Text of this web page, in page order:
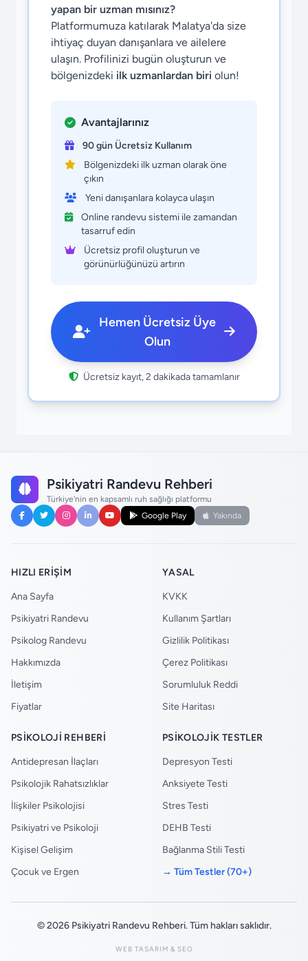
yapan bir uzman mısınız?
Platformumuza katılarak Malatya'da size
ihtiyaç duyan danışanlara ve ailelere
ulaşın. Profilinizi bugün oluşturun ve
bölgenizdeki ilk uzmanlardan biri olun!
Avantajlarınız
90 gün Ücretsiz Kullanım
Bölgenizdeki ilk uzman olarak öne
çıkın
Yeni danışanlara kolayca ulaşın
Online randevu sistemi ile zamandan
tasarruf edin
Ücretsiz profil oluşturun ve
görünürlüğünüzü artırın
Hemen Ücretsiz Üye
Olun
Ücretsiz kayıt, 2 dakikada tamamlanır
Psikiyatri Randevu Rehberi
Türkiye'nin en kapsamlı ruh sağlığı platformu
Google Play
Yakında
HIZLI ERIŞIM
Ana Sayfa
Psikiyatri Randevu
Psikolog Randevu
Hakkımızda
İletişim
Fiyatlar
YASAL
KVKK
Kullanım Şartları
Gizlilik Politikası
Çerez Politikası
Sorumluluk Reddi
Site Haritası
PSIKOLOJI REHBERI
Antidepresan İlaçları
Psikolojik Rahatsızlıklar
İlişkiler Psikolojisi
Psikiyatri ve Psikoloji
Kişisel Gelişim
Çocuk ve Ergen
PSIKOLOJIK TESTLER
Depresyon Testi
Anksiyete Testi
Stres Testi
DEHB Testi
Bağlanma Stili Testi
→ Tüm Testler (70+)
© 2026 Psikiyatri Randevu Rehberi. Tüm hakları saklıdır.
WEB TASARIM & SEO